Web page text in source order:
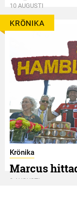
10 AUGUSTI
KRÖNIKA
Krönika
Marcus
9 AUGUSTI